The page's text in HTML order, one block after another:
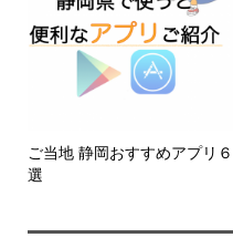
ご当地 静岡おすすめアプリ６
選